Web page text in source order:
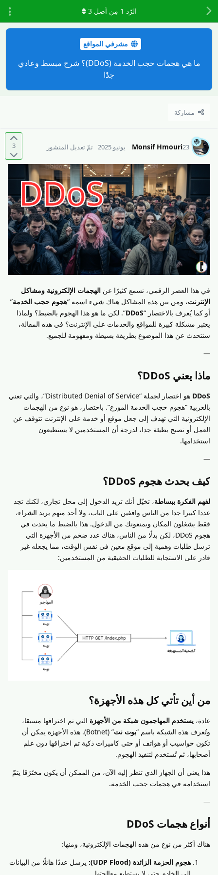
مشرفي المواقع
ما هي هجمات حجب الخدمة (DDoS)؟ شرح مبسط وعادي
جدًا
مشاركة
الرّد 1 مِن أصل3
3 Monsif Hmouri23 يونيو 2025 تمّ تعديل المنشور
في هذا العصر الرقمي، نسمع كثيرًا عن الهجمات الإلكترونية ومشاكل
الإنترنت، ومن بين هذه المشاكل هناك شيء اسمه “هجوم حجب الخدمة”
أو كما يُعرف بالاختصار “DDoS”. لكن ما هو هذا الهجوم بالضبط؟ ولماذا
يعتبر مشكلة كبيرة للمواقع والخدمات على الإنترنت؟ في هذه المقالة،
سنتحدث عن هذا الموضوع بطريقة بسيطة ومفهومة للجميع.
—
ماذا يعني DDoS؟
DDoS
هو اختصار لجملة “Distributed Denial of Service”، والتي تعني
بالعربية “هجوم حجب الخدمة الموزع”. باختصار، هو نوع من الهجمات
الإلكترونية التي تهدف إلى جعل موقع أو خدمة على الإنترنت تتوقف عن
العمل أو تصبح بطيئة جدا، لدرجة أن المستخدمين لا يستطيعون
استخدامها.
—
كيف يحدث هجوم DDoS؟
لفهم الفكرة ببساطة، تخيّل أنك تريد الدخول إلى محل تجاري، لكنك تجد
عددا كبيرا جدا من الناس واقفين على الباب، ولا أحد منهم يريد الشراء،
فقط يشغلون المكان ويمنعونك من الدخول. هذا بالضبط ما يحدث في
هجوم DDoS، لكن بدلًا من الناس، هناك عدد ضخم من الأجهزة التي
ترسل طلبات وهمية إلى موقع معين في نفس الوقت، مما يجعله غير
قادر على الاستجابة للطلبات الحقيقية من المستخدمين:
من أين تأتي كل هذه الأجهزة؟
عادة، يستخدم المهاجمون شبكة من الأجهزة التي تم اختراقها مسبقا،
وتُعرف هذه الشبكة باسم “بوت نت
” (Botnet). هذه الأجهزة يمكن أن
تكون حواسيب أو هواتف أو حتى كاميرات ذكية تم اختراقها دون علم
أصحابها، ثم تُستخدم لتنفيذ الهجوم.
هذا يعني أن الجهاز الذي تنظر إليه الآن، من الممكن أن يكون مختَرَقا يتمّ
استخدامه في هجمات جحب الخدمة.
—
أنواع هجمات DDoS
هناك أكثر من نوع من هذه الهجمات الإلكترونية، ومنها:
هجوم الحزمة الزائدة (UDP Flood):
يرسل عددًا هائلًا من البيانات